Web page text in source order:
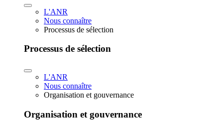
L'ANR
Nous connaître
Processus de sélection
Processus de sélection
L'ANR
Nous connaître
Organisation et gouvernance
Organisation et gouvernance